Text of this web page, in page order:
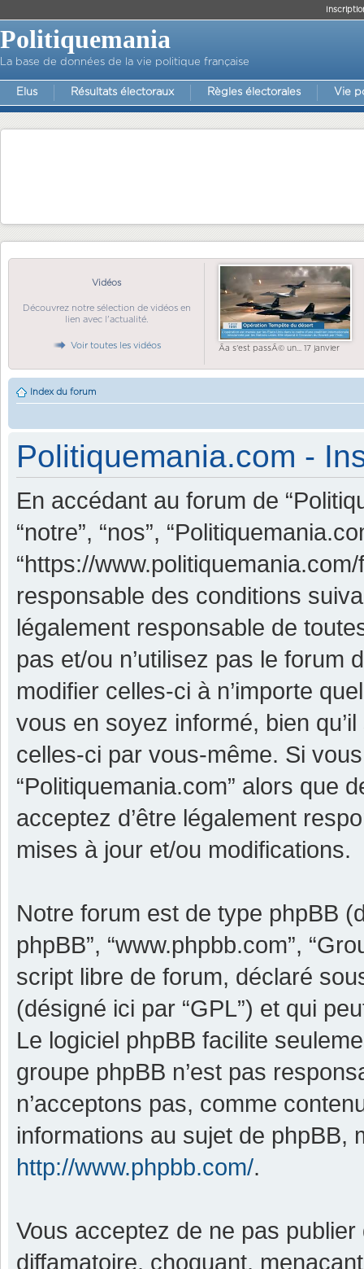
Politiquemania
La base de données de la vie politique française
Elus Résultats électoraux Règles électorales Vie
Vidéos
Découvrez notre sélection de vidéos en
lien avec l'actualité.
Voir toutes les vidéos Ãa s'est passÃ© un... 17 janvier
Index du forum
Politiquemania.com -
En accédant au forum de
“notre”, “nos”,
“https://
responsable des conditions
légalement responsable de
pas et/ou n’utilisez pas le forum
modifier celles-ci à n’importe
vous en soyez informé, bien
celles-ci par vous-même. Si
“Politiquemania.com” alors que
acceptez d’être légalement
mises à jour et/ou modifications.
Notre forum est de type phpBB
phpBB”, “www.phpbb.com”,
script libre de forum, déclaré
(désigné ici par “GPL”) et qui
Le logiciel phpBB facilite
groupe phpBB n’est pas
n’acceptons pas, comme
informations au sujet de phpBB,
http://www.phpbb.com/.
Vous acceptez de ne pas
diffamatoire, choquant,